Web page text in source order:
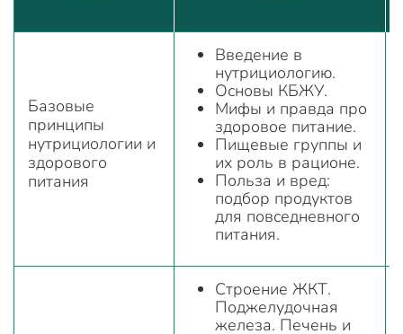
Базовые
принципы
нутрициологии и
здорового
питания
Введение в
нутрициологию.
Основы КБЖУ.
Мифы и правда про
здоровое питание.
Пищевые группы и
их роль в рационе.
Польза и вред:
подбор продуктов
для повседневного
питания.
Строение ЖКТ.
Поджелудочная
железа. Печень и